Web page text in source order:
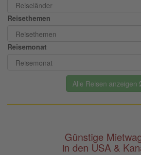
Reisethemen
Reisemonat
Alle Reisen anzeigen
Günstige
in den USA &